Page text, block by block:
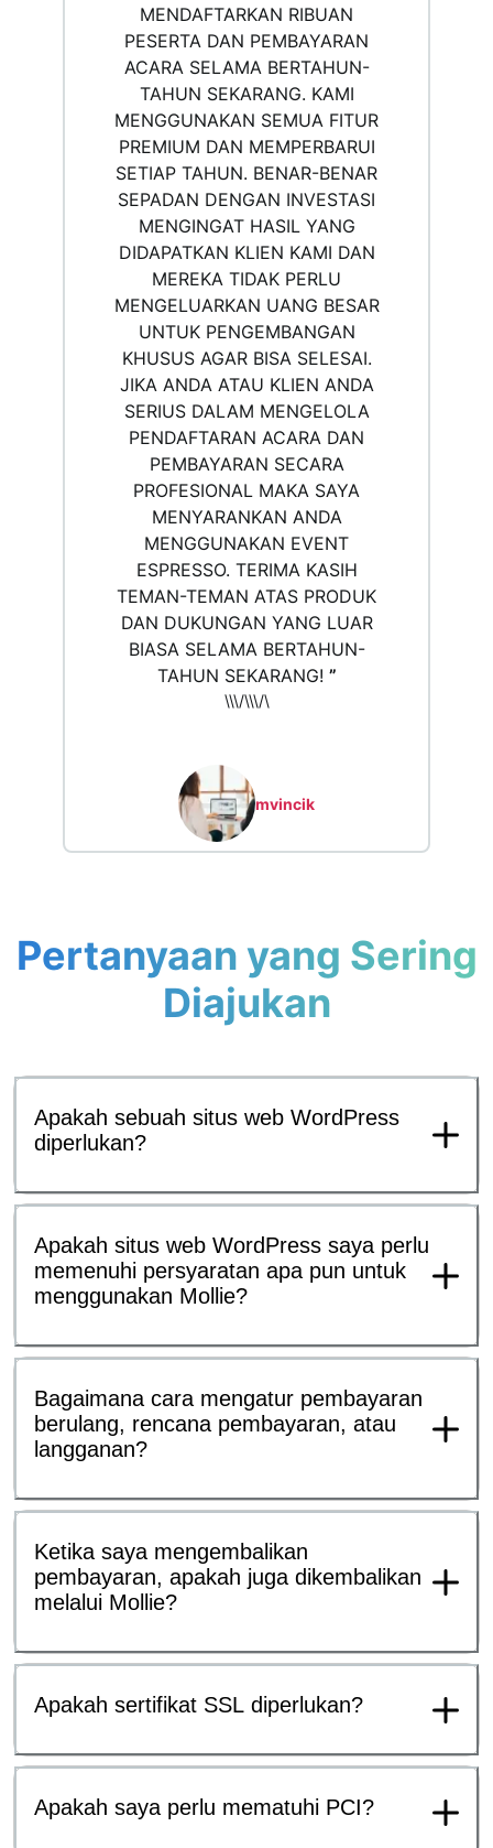
MENDAFTARKAN RIBUAN
PESERTA DAN PEMBAYARAN
ACARA SELAMA BERTAHUN-
TAHUN SEKARANG. KAMI
MENGGUNAKAN SEMUA FITUR
PREMIUM DAN MEMPERBARUI
SETIAP TAHUN. BENAR-BENAR
SEPADAN DENGAN INVESTASI
MENGINGAT HASIL YANG
DIDAPATKAN KLIEN KAMI DAN
MEREKA TIDAK PERLU
MENGELUARKAN UANG BESAR
UNTUK PENGEMBANGAN
KHUSUS AGAR BISA SELESAI.
JIKA ANDA ATAU KLIEN ANDA
SERIUS DALAM MENGELOLA
PENDAFTARAN ACARA DAN
PEMBAYARAN SECARA
PROFESIONAL MAKA SAYA
MENYARANKAN ANDA
MENGGUNAKAN EVENT
ESPRESSO. TERIMA KASIH
TEMAN-TEMAN ATAS PRODUK
DAN DUKUNGAN YANG LUAR
BIASA SELAMA BERTAHUN-
TAHUN SEKARANG! ”
\\\/\\\/\
mvincik
Pertanyaan yang Sering
Diajukan
Apakah sebuah situs web WordPress
diperlukan?
Apakah situs web WordPress saya perlu
memenuhi persyaratan apa pun untuk
menggunakan Mollie?
Bagaimana cara mengatur pembayaran
berulang, rencana pembayaran, atau
langganan?
Ketika saya mengembalikan
pembayaran, apakah juga dikembalikan
melalui Mollie?
Apakah sertifikat SSL diperlukan?
Apakah saya perlu mematuhi PCI?